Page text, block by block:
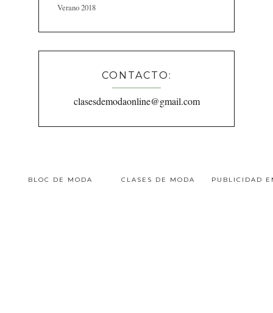
Verano 2018
CONTACTO:
clasesdemodaonline@gmail.com
BLOC DE MODA CLASES DE MODA PUBLICIDAD